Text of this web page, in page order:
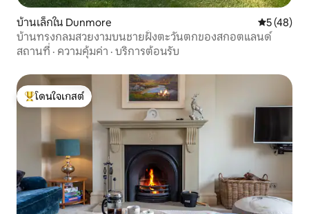
บ้านเล็กใน Dunmore คะแนนเฉลี่
5 (48)
บ้านทรงกลมสวยงามบนชายฝั่งตะวันตกของสกอตแลนด์
สถานที่ · ความคุ้มค่า · บริการต้อนรับ
โดนใจเกสต์ที่สุด
โดนใจเกสต์